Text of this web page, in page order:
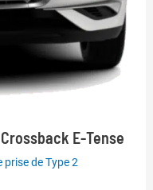
E-Tense
prise de Type 2